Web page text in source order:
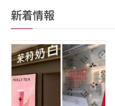
新着情報